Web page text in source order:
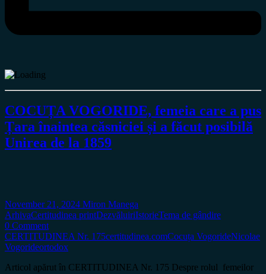
COCUȚA VOGORIDE, femeia care a pus
Țara înaintea căsniciei și a făcut posibilă
Unirea de la 1859
November 21, 2024 Miron Manega
ArhivaCertitudinea printDezvăluiriIstorieTema de gândire
0 Comment
CERTITUDINEA Nr. 175certitudinea.comCocuța VogorideNicolae
Vogorideortodox
Articol apărut în CERTITUDINEA Nr. 175 Despre rolul femeilor